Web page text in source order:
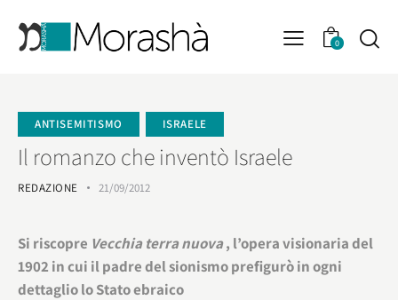
0
ANTISEMITISMO ISRAELE
Il romanzo che inventò Israele
REDAZIONE 21/09/2012
Si riscopre Vecchia terra nuova, l’opera visionaria del
1902 in cui il padre del sionismo prefigurò in ogni
dettaglio lo Stato ebraico